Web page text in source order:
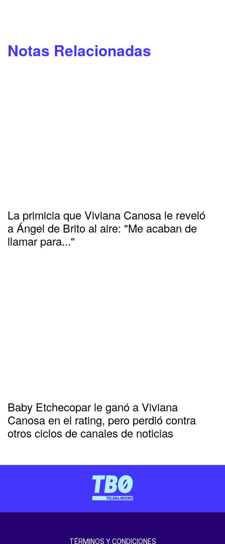
Notas Relacionadas
La primicia que Viviana Canosa le reveló
a Ángel de Brito al aire: "Me acaban de
llamar para..."
Baby Etchecopar le ganó a Viviana
Canosa en el rating, pero perdió contra
otros ciclos de canales de noticias
TÉRMINOS Y CONDICIONES